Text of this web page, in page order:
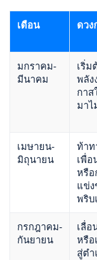
เดือน ดวง
มกราคม-
มีนาคม
เริ่ม
พลัง
กาส
มาไ
เมษายน-
มิถุนายน
ท้าท
เพื่อ
หรือ
แข่ง
พริ
กรกฎาคม-
กันยายน
เลื่อ
หรือ
สู่ต